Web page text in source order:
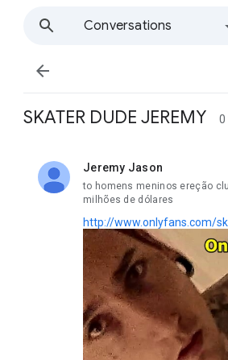
Conversations

SKATER DUDE JEREMY 0
Jeremy Jason
unread,
to homens meninos ereção
milhões de dólares
http://www.onlyfans.com/